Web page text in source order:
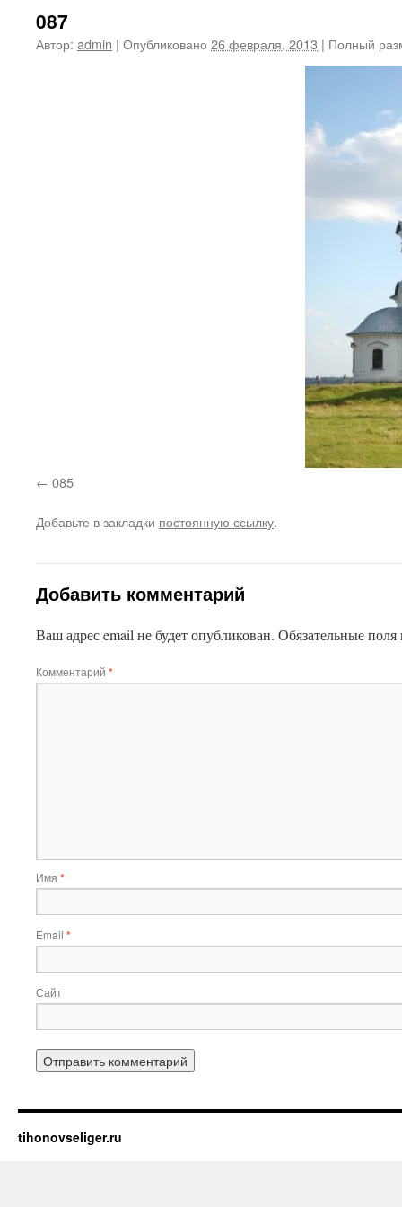
087
Автор: admin | Опубликовано 26 февраля, 2013 | Полный
085
Добавьте в закладки постоянную ссылку.
Добавить комментарий
Ваш адрес email не будет опубликован. Обязательные
Комментарий *
Имя *
Email *
Сайт
tihonovseliger.ru